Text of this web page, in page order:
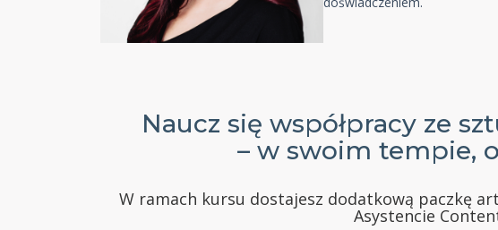
Naucz się współpracy ze
– w swoim tempie,
W ramach kursu dostajesz dodatkową paczkę
Asystencie